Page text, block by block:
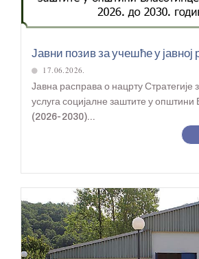
Јавни позив за учешће у јавној
17.06.2026.
Јавна расправа о нацрту Стратегије
услуга социјалне заштите у општини
(2026-2030)...